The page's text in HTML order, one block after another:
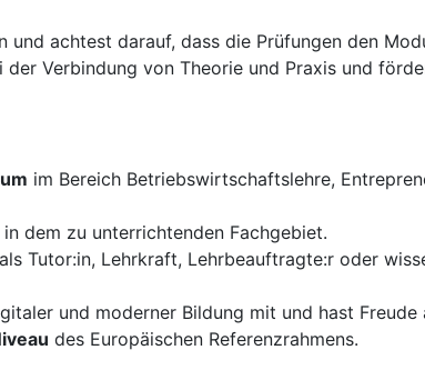
und achtest darauf, dass die Prüfungen den
Verbindung von Theorie und Praxis und
im Bereich Betriebswirtschaftslehre,
in dem zu unterrichtenden Fachgebiet.
Tutor:in, Lehrkraft, Lehrbeauftragte:r oder
und moderner Bildung mit und hast
des Europäischen Referenzrahmens.